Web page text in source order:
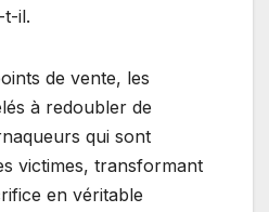
t-il.
de vente, les
à redoubler de
qui sont
victimes, transformant
en véritable